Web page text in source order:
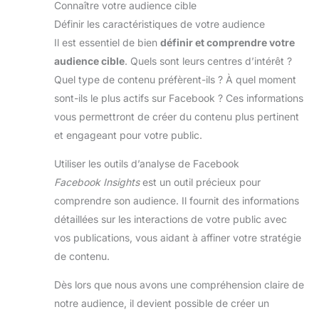
Connaître votre audience cible
Définir les caractéristiques de votre audience
Il est essentiel de bien définir et comprendre votre
audience cible. Quels sont leurs centres d’intérêt ?
Quel type de contenu préfèrent-ils ? À quel moment
sont-ils le plus actifs sur Facebook ? Ces informations
vous permettront de créer du contenu plus pertinent
et engageant pour votre public.
Utiliser les outils d’analyse de Facebook
Facebook Insightsest un outil précieux pour
comprendre son audience. Il fournit des informations
détaillées sur les interactions de votre public avec
vos publications, vous aidant à affiner votre stratégie
de contenu.
Dès lors que nous avons une compréhension claire de
notre audience, il devient possible de créer un